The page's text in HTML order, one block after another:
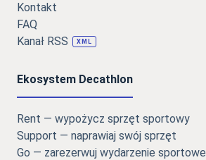
Kontakt
FAQ
Kanał RSS
XML
Ekosystem Decathlon
Rent — wypożycz sprzęt sportowy
Support — naprawiaj swój sprzęt
Go — zarezerwuj wydarzenie sportowe